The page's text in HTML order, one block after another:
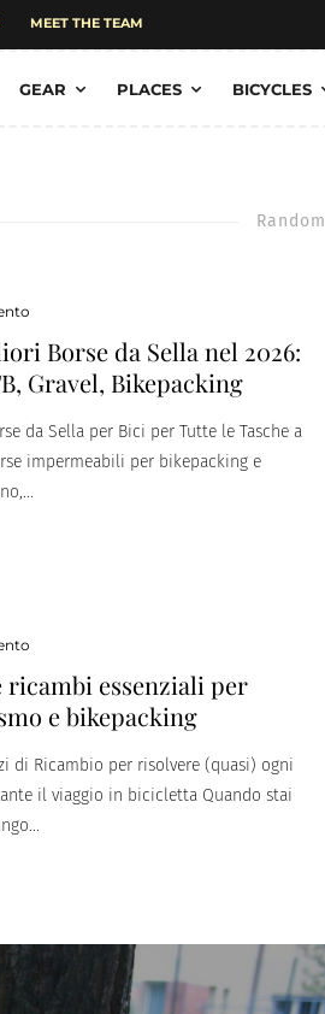
MEET THE TEAM
GEAR PLACES BICYCLES
Random
Borse da Sella nel 2026:
Gravel, Bikepacking
da Sella per Bici per Tutte le Tasche a
impermeabili per bikepacking e
ricambi essenziali per
e bikepacking
di Ricambio per risolvere (quasi) ogni
il viaggio in bicicletta Quando stai